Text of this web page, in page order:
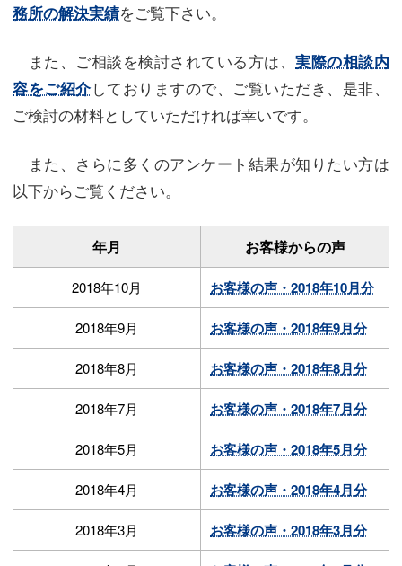
務所の解決実績をご覧下さい。
また、ご相談を検討されている方は、実際の相談内
容をご紹介しておりますので、ご覧いただき、是非、
ご検討の材料としていただければ幸いです。
また、さらに多くのアンケート結果が知りたい方は
以下からご覧ください。
年月 お客様からの声
2018年10月 お客様の声・2018年10月分
2018年9月 お客様の声・2018年9月分
2018年8月 お客様の声・2018年8月分
2018年7月 お客様の声・2018年7月分
2018年5月 お客様の声・2018年5月分
2018年4月 お客様の声・2018年4月分
2018年3月 お客様の声・2018年3月分